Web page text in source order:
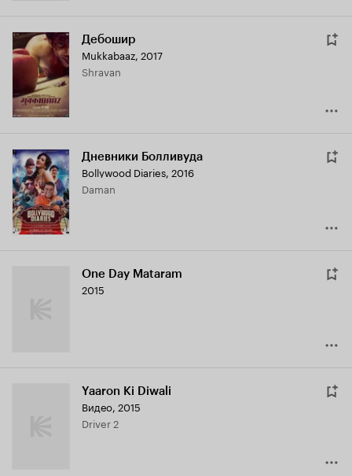
Дебошир
Mukkabaaz, 2017
Shravan
Дневники Болливуда
Bollywood Diaries, 2016
Daman
One Day Mataram
2015
Yaaron Ki Diwali
Видео, 2015
Driver 2